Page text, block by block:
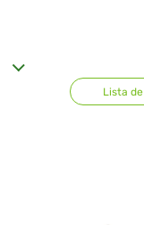
Lista